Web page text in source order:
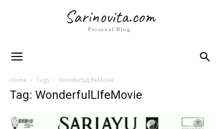
Sarinovita.com
Personal Blog
Home Tags WonderfulLIfeMovie
Tag: WonderfulLIfeMovie